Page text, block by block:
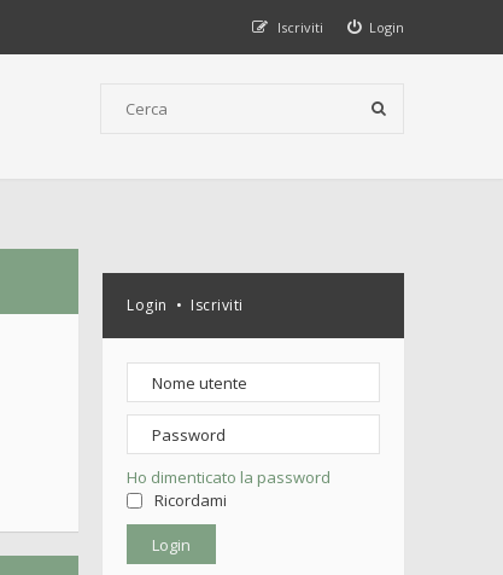
Login
Iscriviti
Login • Iscriviti
Ho dimenticato la password
Ricordami